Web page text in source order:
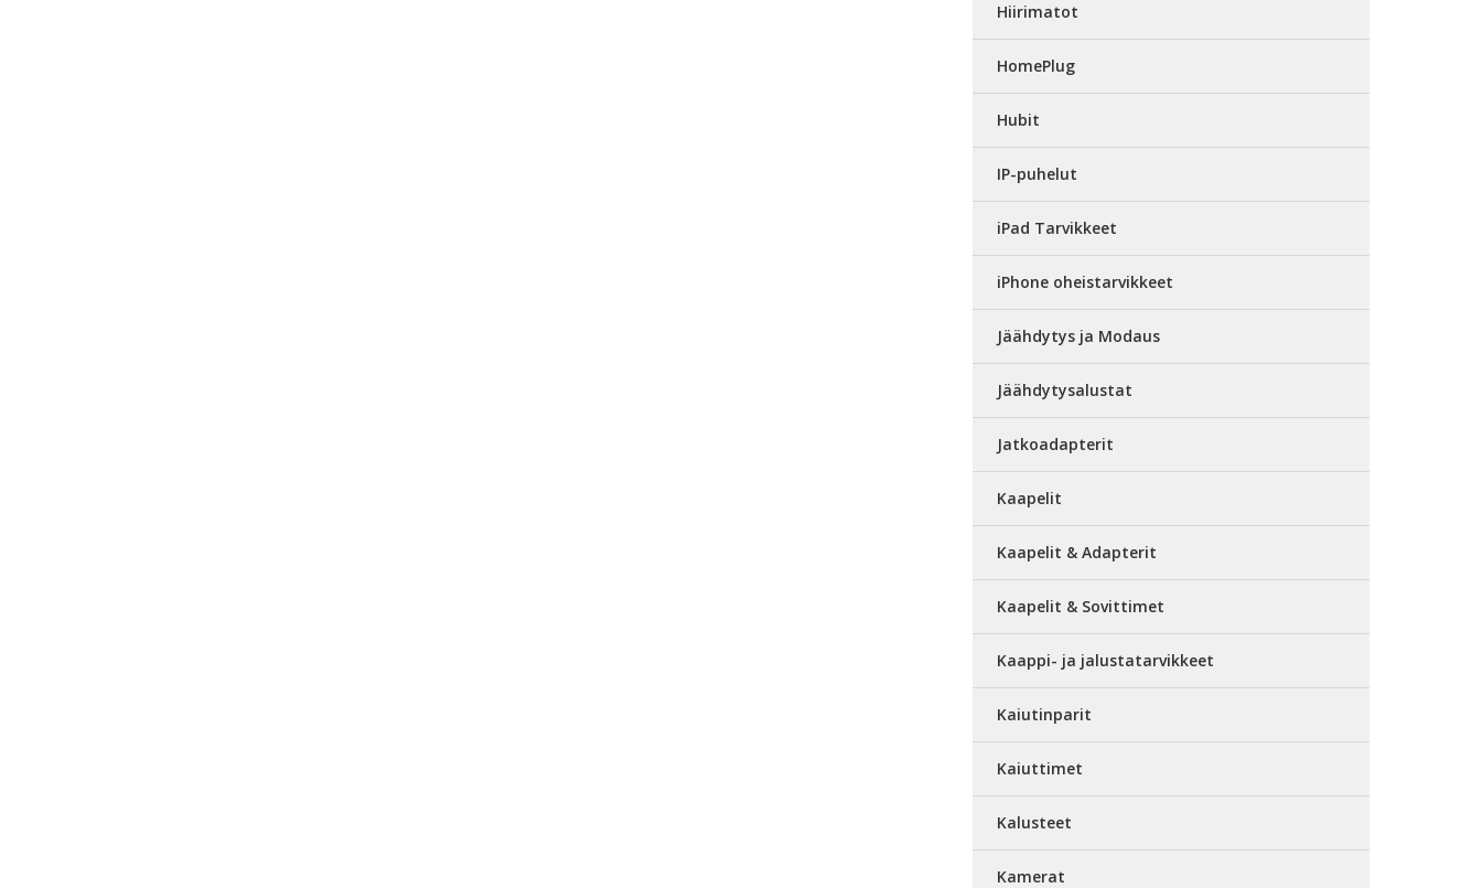
Hiirimatot
HomePlug
Hubit
IP-puhelut
iPad Tarvikkeet
iPhone oheistarvikkeet
Jäähdytys ja Modaus
Jäähdytysalustat
Jatkoadapterit
Kaapelit
Kaapelit & Adapterit
Kaapelit & Sovittimet
Kaappi- ja jalustatarvikkeet
Kaiutinparit
Kaiuttimet
Kalusteet
Kamerat